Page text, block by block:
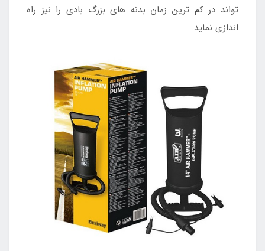
تواند در کم ترین زمان بدنه های بزرگ بادی را نیز راه
اندازی نماید.